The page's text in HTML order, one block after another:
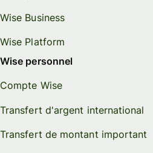
Wise Business
Wise Platform
Wise personnel
Compte Wise
Transfert d'argent international
Transfert de montant important